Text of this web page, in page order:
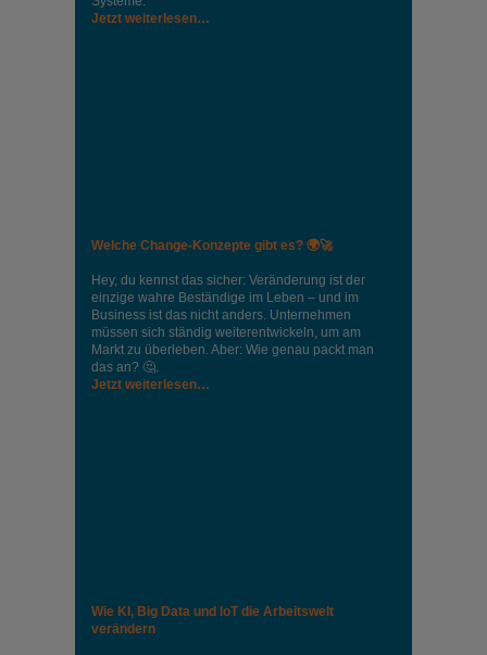
Jetzt weiterlesen…
Welche Change-Konzepte gibt es? 🌍🚀
Hey, du kennst das sicher: Veränderung ist der
einzige wahre Beständige im Leben – und im
Business ist das nicht anders. Unternehmen
müssen sich ständig weiterentwickeln, um am
Markt zu überleben. Aber: Wie genau packt man
das an? 🤔.
Jetzt weiterlesen…
Wie KI, Big Data und IoT die Arbeitswelt
verändern